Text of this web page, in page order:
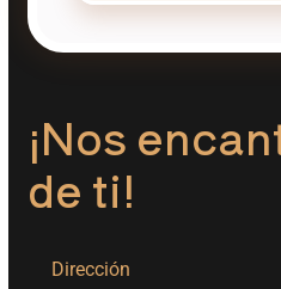
¡Nos
de ti!
Dirección